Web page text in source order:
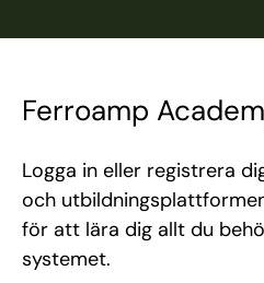
Ferroamp
Logga in eller registrera
och
för att lära dig allt du
systemet.